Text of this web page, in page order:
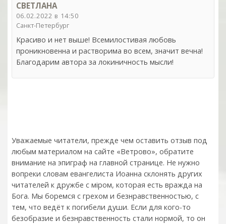
СВЕТЛАНА
06.02.2022 в 14:50
Санкт-Петербург
Красиво и нет выше! Всемилостивая любовь
проникновенна и растворима во всем, значит вечна!
Благодарим автора за локиничность мысли!
Уважаемые читатели, прежде чем оставить отзыв под
любым материалом на сайте «Ветрово», обратите
внимание на эпиграф на главной странице. Не нужно
вопреки словам евангелиста Иоанна склонять других
читателей к дружбе с мiром, которая есть вражда на
Бога. Мы боремся с грехом и без­нрав­ствен­ностью, с
тем, что ведёт к погибели души. Если для кого-то
безобразие и безнравственность стали нормой, то он